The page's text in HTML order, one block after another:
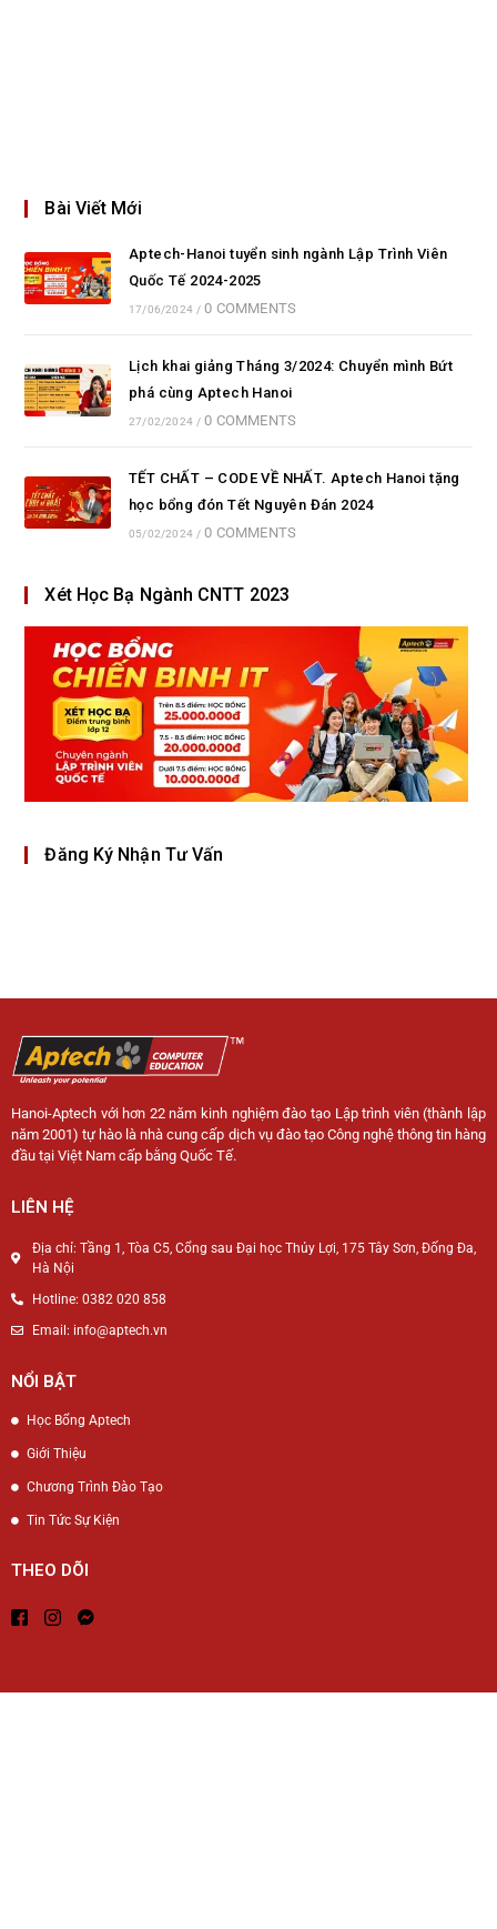
Bài Viết Mới
Aptech-Hanoi tuyển sinh ngành Lập Trình Viên
Quốc Tế 2024-2025
17/06/2024 / 0 COMMENTS
Lịch khai giảng Tháng 3/2024: Chuyển mình Bứt
phá cùng Aptech Hanoi
27/02/2024 / 0 COMMENTS
TẾT CHẤT – CODE VỀ NHẤT. Aptech Hanoi tặng
học bổng đón Tết Nguyên Đán 2024
05/02/2024 / 0 COMMENTS
Xét Học Bạ Ngành CNTT 2023
Đăng Ký Nhận Tư Vấn
Hanoi-Aptech với hơn 22 năm kinh nghiệm đào tạo Lập trình viên (thành lập
năm 2001) tự hào là nhà cung cấp dịch vụ đào tạo Công nghệ thông tin hàng
đầu tại Việt Nam cấp bằng Quốc Tế.
LIÊN HỆ
Địa chỉ: Tầng 1, Tòa C5, Cổng sau Đại học Thủy Lợi, 175 Tây Sơn, Đống Đa,
Hà Nội
Hotline: 0382 020 858
Email: info@aptech.vn
NỔI BẬT
Học Bổng Aptech
Giới Thiệu
Chương Trình Đào Tạo
Tin Tức Sự Kiện
THEO DÕI